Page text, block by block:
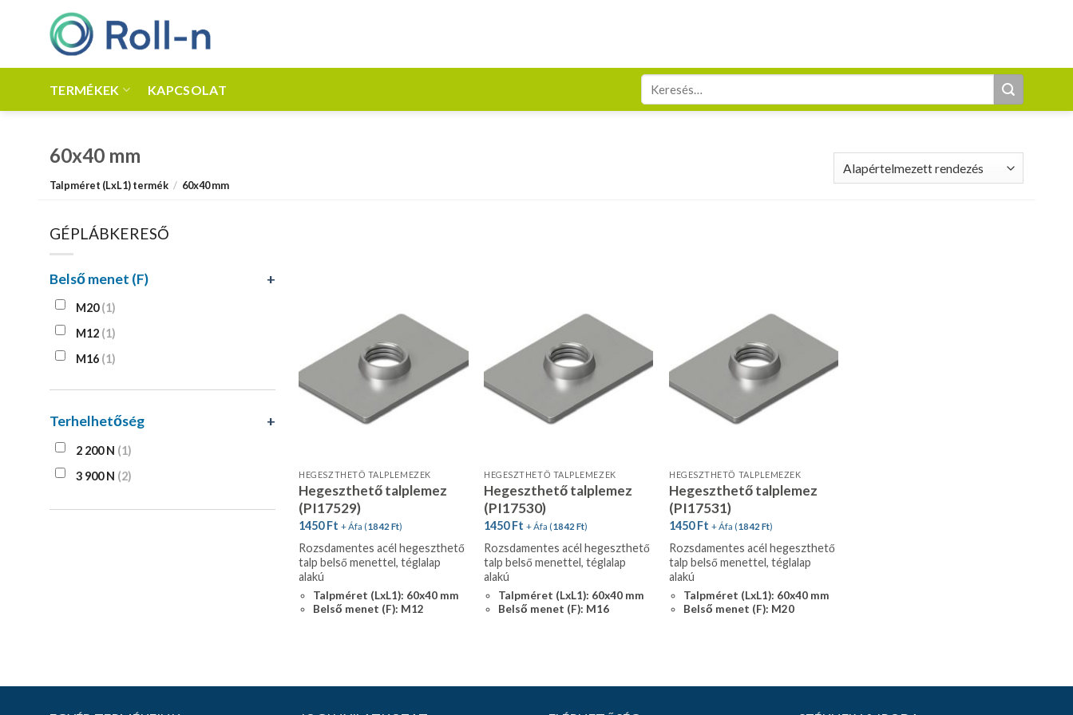
TERMÉKEK KAPCSOLAT
Keresés
következőre:
60x40 mm
Talpméret (LxL1) termék / 60x40 mm
GÉPLÁBKERESŐ
Belső menet (F) +
M20 (1)
M12 (1)
M16 (1)
Terhelhetőség +
2 200 N (1)
3 900 N (2) HEGESZTHETŐ TALPLEMEZEK
Hegeszthető talplemez
(PI17529)
1450Ft + Áfa (1842Ft)
Rozsdamentes acél hegeszthető
talp belső menettel, téglalap
alakú
Talpméret (LxL1): 60x40 mm
Belső menet (F): M12
HEGESZTHETŐ TALPLEMEZEK
Hegeszthető talplemez
(PI17530)
1450Ft + Áfa (1842Ft)
Rozsdamentes acél hegeszthető
talp belső menettel, téglalap
alakú
Talpméret (LxL1): 60x40 mm
Belső menet (F): M16
HEGESZTHETŐ TALPLEMEZEK
Hegeszthető talplemez
(PI17531)
1450Ft + Áfa (1842Ft)
Rozsdamentes acél hegeszthető
talp belső menettel, téglalap
alakú
Talpméret (LxL1): 60x40 mm
Belső menet (F): M20